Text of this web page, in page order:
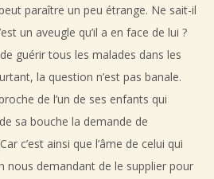
paraître un peu étrange. Ne sait-il
un aveugle qu’il a en face de lui ?
guérir tous les malades dans les
la question n’est pas banale.
de l’un de ses enfants qui
sa bouche la demande de
c’est ainsi que l’âme de celui qui
nous demandant de le supplier pour